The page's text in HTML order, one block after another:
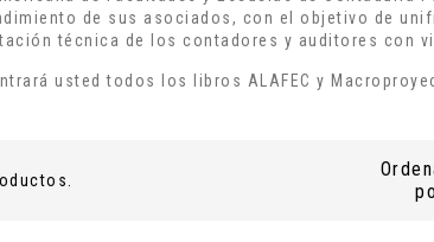
de sus asociados, con el objetivo de
técnica de los contadores y auditores con
usted todos los libros ALAFEC y